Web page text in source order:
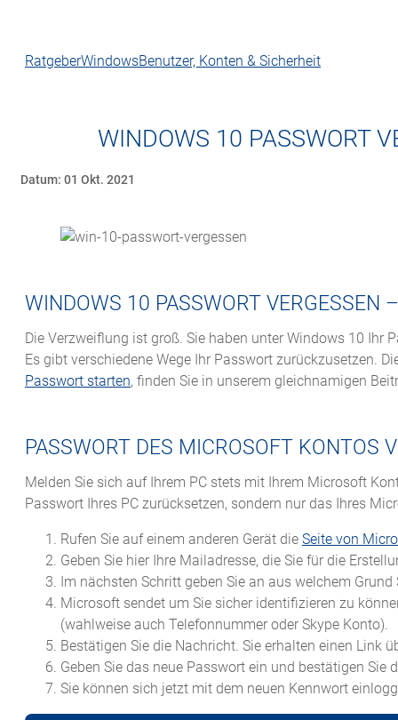
RatgeberWindowsBenutzer, Konten & Sicherheit
WINDOWS 10 PASSWORT
Datum: 01 Okt. 2021
WINDOWS 10 PASSWORT VERGESSEN
Die Verzweiflung ist groß. Sie haben unter Windows 10 Ihr
Es gibt verschiedene Wege Ihr Passwort zurückzusetzen.
Passwort starten, finden Sie in unserem gleichnamigen
PASSWORT DES MICROSOFT KONTOS
Melden Sie sich auf Ihrem PC stets mit Ihrem Microsoft
Passwort Ihres PC zurücksetzen, sondern nur das Ihres
Rufen Sie auf einem anderen Gerät die Seite von
Geben Sie hier Ihre Mailadresse, die Sie für die
Im nächsten Schritt geben Sie an aus welchem
Microsoft sendet um Sie sicher identifizieren zu
(wahlweise auch Telefonnummer oder Skype Konto).
Bestätigen Sie die Nachricht. Sie erhalten einen Link
Geben Sie das neue Passwort ein und bestätigen Sie
Sie können sich jetzt mit dem neuen Kennwort